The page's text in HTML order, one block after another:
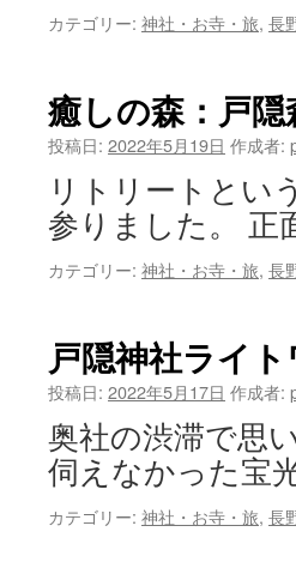
ス
ッ
カテゴリー: 神社・お寺・旅, 長
癒しの森：戸隠
投稿日: 2022年5月19日 作成者:
リトリートとい
参りました。
カテゴリー: 神社・お寺・旅, 長
戸隠神社ライ
投稿日: 2022年5月17日 作成者:
奥社の渋滞で思
伺えなかった宝
カテゴリー: 神社・お寺・旅, 長